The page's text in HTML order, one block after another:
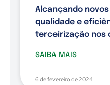
Alcançando
qualidade e
terceirização nos
SAIBA MAIS
6 de fevereiro de 2024